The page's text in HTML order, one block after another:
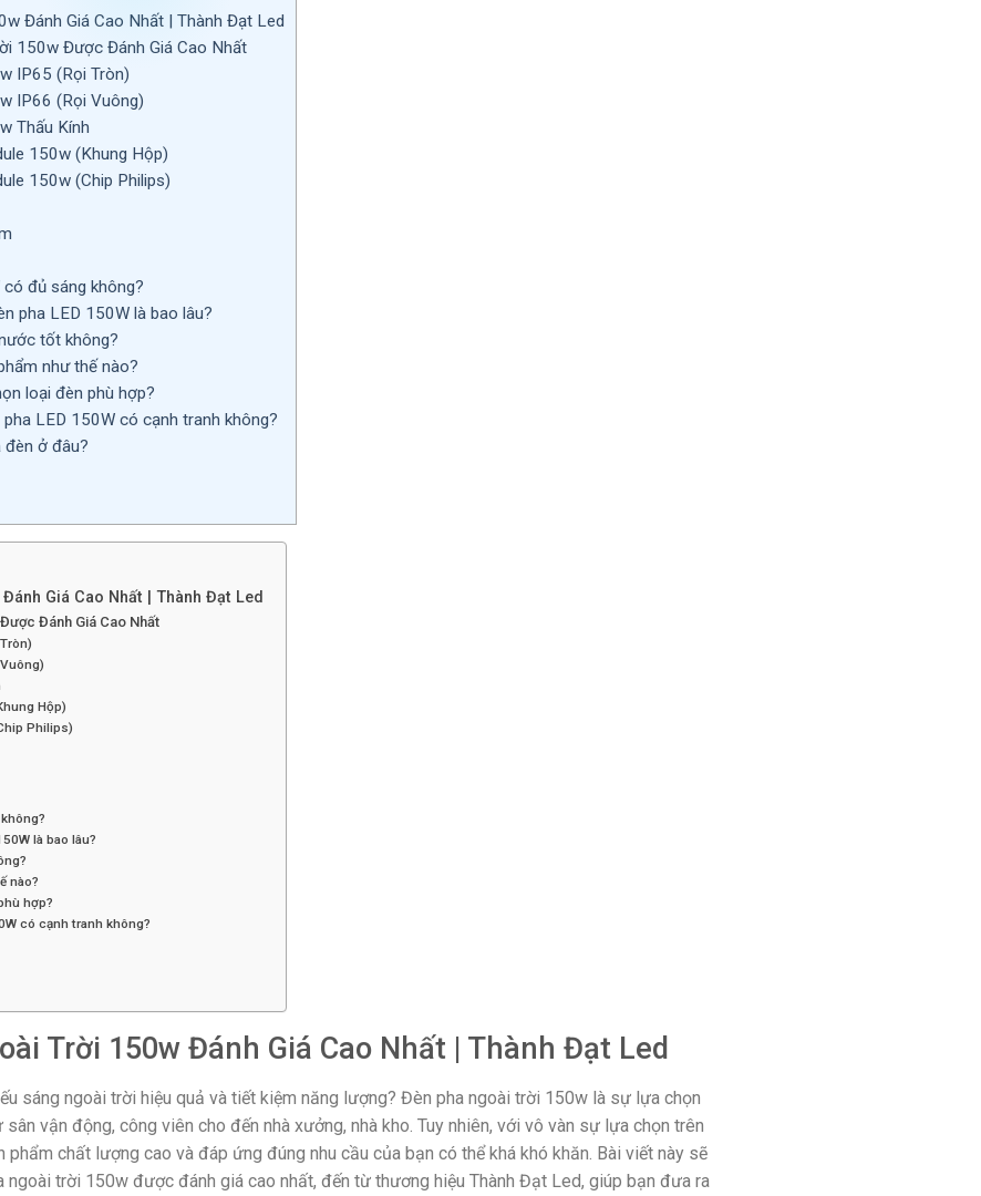
Đánh Giá Cao Nhất | Thành Đạt Led
150w Được Đánh Giá Cao Nhất
IP65 (Rọi Tròn)
IP66 (Rọi Vuông)
Thấu Kính
150w (Khung Hộp)
150w (Chip Philips)
đủ sáng không?
pha LED 150W là bao lâu?
tốt không?
như thế nào?
loại đèn phù hợp?
pha LED 150W có cạnh tranh không?
đèn ở đâu?
Giá Cao Nhất | Thành Đạt Led
Đánh Giá Cao Nhất
Hộp)
Philips)
là bao lâu?
nào?
hợp?
có cạnh tranh không?
Trời 150w Đánh Giá Cao Nhất | Thành Đạt Led
sáng ngoài trời hiệu quả và tiết kiệm năng lượng? Đèn pha ngoài trời 150w là sự lựa chọn
vận động, công viên cho đến nhà xưởng, nhà kho. Tuy nhiên, với vô vàn sự lựa chọn trên
chất lượng cao và đáp ứng đúng nhu cầu của bạn có thể khá khó khăn. Bài viết này sẽ
trời 150w được đánh giá cao nhất, đến từ thương hiệu Thành Đạt Led, giúp bạn đưa ra